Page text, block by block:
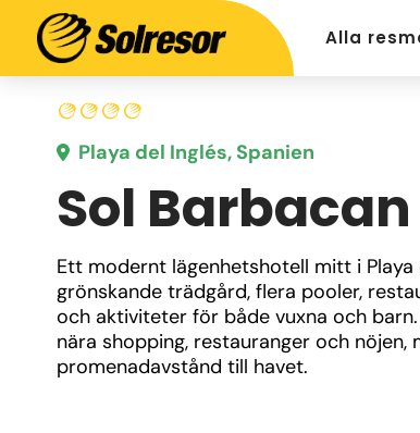
Alla
Playa del Inglés, Spanien
Sol Barbacan
Ett modernt lägenhetshotell mitt i Playa
grönskande trädgård, flera pooler,
och aktiviteter för både vuxna och
nära shopping, restauranger och nöjen,
promenadavstånd till havet.